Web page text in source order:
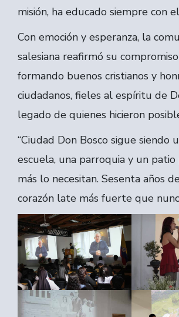
misión, ha educado siempre con
Con emoción y esperanza, la
salesiana reafirmó su
formando buenos cristianos y
ciudadanos, fieles al espíritu de
legado de quienes hicieron
“Ciudad Don Bosco sigue siendo
escuela, una parroquia y un patio
más lo necesitan. Sesenta años
corazón late más fuerte que